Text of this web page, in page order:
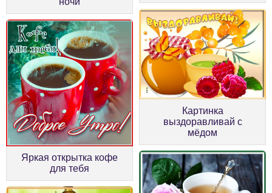
Яркая открытка кофе
для тебя
Картинка
выздоравливай с
мёдом